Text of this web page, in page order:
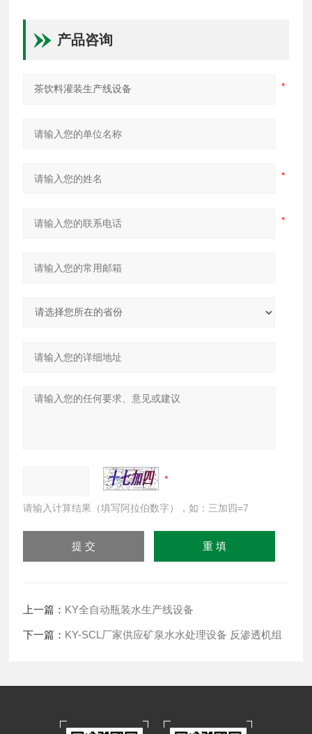
产品咨询
请输入计算结果（填写阿拉伯数字），如：三加四=7
上一篇： KY全自动瓶装水生产线设备
下一篇： KY-SCL厂家供应矿泉水水处理设备 反渗透机组